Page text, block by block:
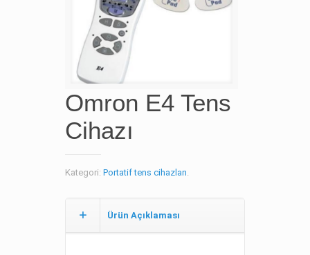
Omron E4 Tens
Cihazı
Kategori: Portatif tens cihazları.
Ürün Açıklaması